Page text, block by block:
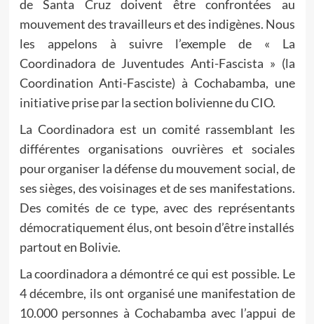
de Santa Cruz doivent être confrontées au
mouvement des travailleurs et des indigènes. Nous
les appelons à suivre l’exemple de « La
Coordinadora de Juventudes Anti-Fascista » (la
Coordination Anti-Fasciste) à Cochabamba, une
initiative prise par la section bolivienne du CIO.
La Coordinadora est un comité rassemblant les
différentes organisations ouvrières et sociales
pour organiser la défense du mouvement social, de
ses sièges, des voisinages et de ses manifestations.
Des comités de ce type, avec des représentants
démocratiquement élus, ont besoin d’être installés
partout en Bolivie.
La coordinadora a démontré ce qui est possible. Le
4 décembre, ils ont organisé une manifestation de
10.000 personnes à Cochabamba avec l’appui de